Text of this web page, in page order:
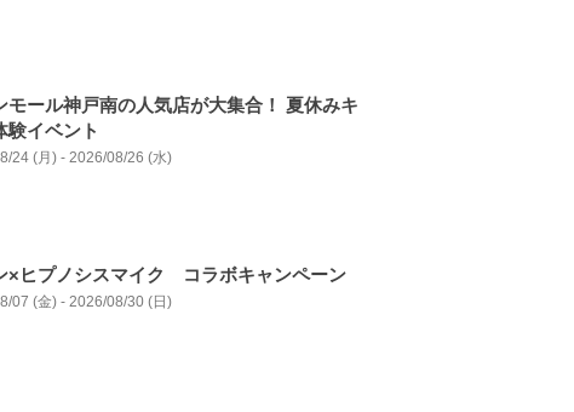
モール神戸南の人気店が大集合！ 夏休みキ
験イベント
24 (月) - 2026/08/26 (水)
×ヒプノシスマイク コラボキャンペーン
07 (金) - 2026/08/30 (日)